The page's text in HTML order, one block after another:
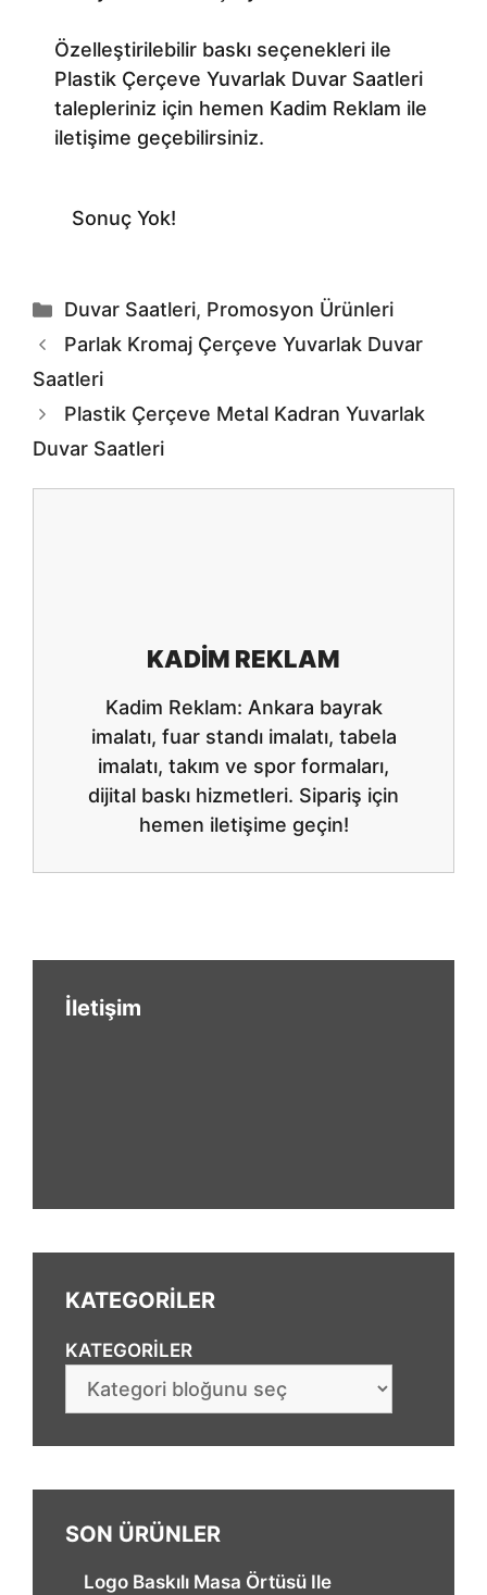
Özelleştirilebilir baskı seçenekleri ile
Plastik Çerçeve Yuvarlak Duvar Saatleri
talepleriniz için hemen Kadim Reklam ile
iletişime geçebilirsiniz.
Sonuç Yok!
Kategoriler
Duvar Saatleri, Promosyon Ürünleri
Parlak Kromaj Çerçeve Yuvarlak Duvar
Saatleri
Plastik Çerçeve Metal Kadran Yuvarlak
Duvar Saatleri
KADIM REKLAM
Kadim Reklam: Ankara bayrak
imalatı, fuar standı imalatı, tabela
imalatı, takım ve spor formaları,
dijital baskı hizmetleri. Sipariş için
hemen iletişime geçin!
İletişim
KATEGORİLER
KATEGORILER
SON ÜRÜNLER
Logo Baskılı Masa Örtüsü Ile